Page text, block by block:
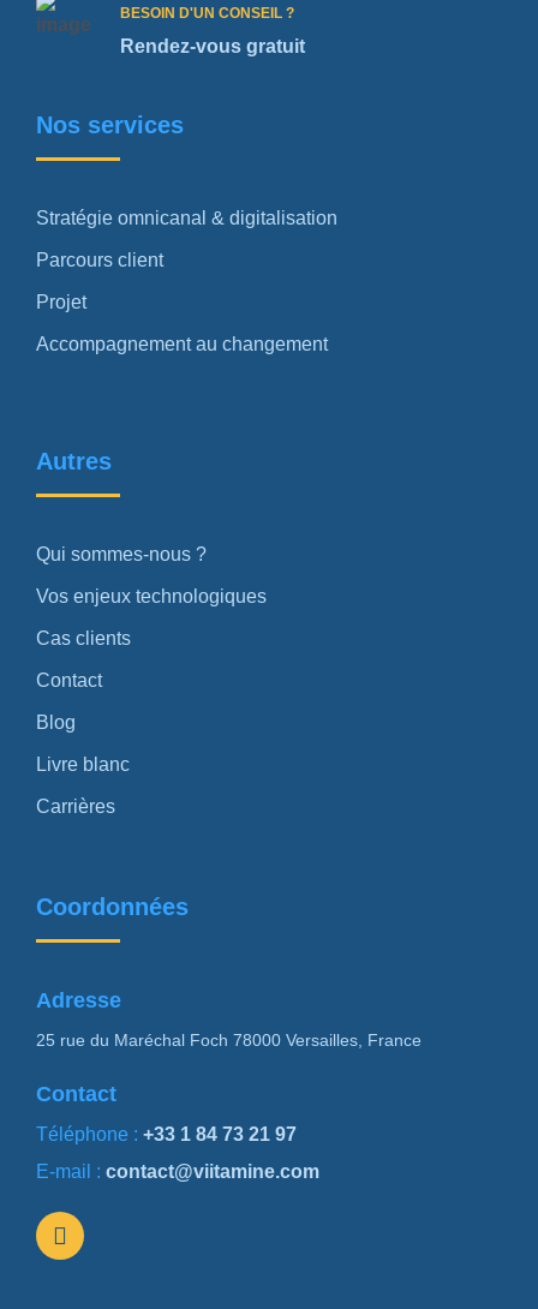
BESOIN D'UN CONSEIL ?
Rendez-vous gratuit
Nos services
Stratégie omnicanal & digitalisation
Parcours client
Projet
Accompagnement au changement
Autres
Qui sommes-nous ?
Vos enjeux technologiques
Cas clients
Contact
Blog
Livre blanc
Carrières
Coordonnées
Adresse
25 rue du Maréchal Foch 78000 Versailles, France
Contact
Téléphone : +33 1 84 73 21 97
E-mail : contact@viitamine.com